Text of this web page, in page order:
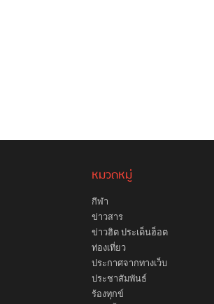
หมวดหมู่
กีฬา
ข่าวสาร
ข่าวฮิต ประเด็นฮ็อต
ท่องเที่ยว
ประกาศจากทางเว็บ
ประชาสัมพันธ์
ร้องทุกข์